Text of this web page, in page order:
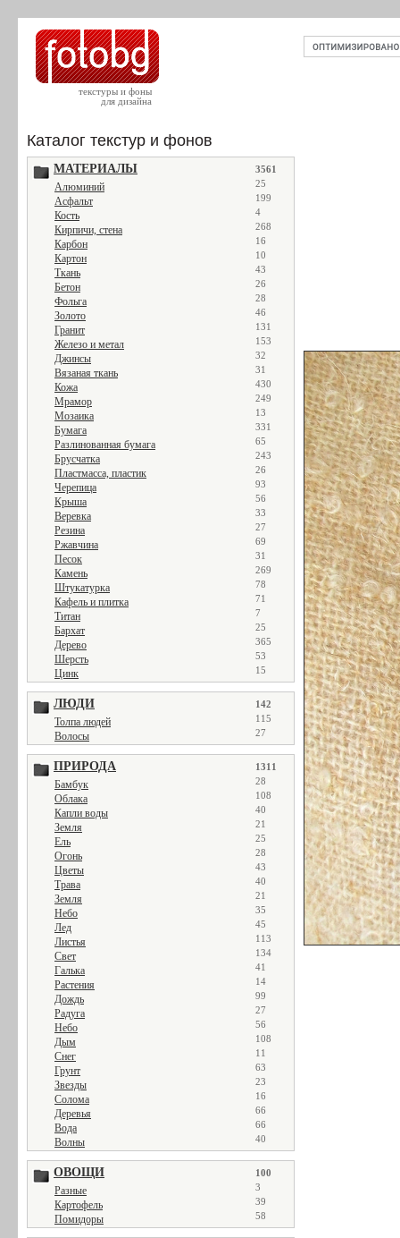
текстуры и фоны
для дизайна
Каталог текстур и фонов
МАТЕРИАЛЫ 3561
Алюминий 25
Асфальт 199
Кость 4
Кирпичи, стена 268
Карбон 16
Картон 10
Ткань 43
Бетон 26
Фольга 28
Золото 46
Гранит 131
Железо и метал 153
Джинсы 32
Вязаная ткань 31
Кожа 430
Мрамор 249
Мозаика 13
Бумага 331
Разлинованная бумага 65
Брусчатка 243
Пластмасса, пластик 26
Черепица 93
Крыша 56
Веревка 33
Резина 27
Ржавчина 69
Песок 31
Камень 269
Штукатурка 78
Кафель и плитка 71
Титан 7
Бархат 25
Дерево 365
Шерсть 53
Цинк 15
ЛЮДИ 142
Толпа людей 115
Волосы 27
ПРИРОДА 1311
Бамбук 28
Облака 108
Капли воды 40
Земля 21
Ель 25
Огонь 28
Цветы 43
Трава 40
Земля 21
Небо 35
Лед 45
Листья 113
Свет 134
Галька 41
Растения 14
Дождь 99
Радуга 27
Небо 56
Дым 108
Снег 11
Грунт 63
Звезды 23
Солома 16
Деревья 66
Вода 66
Волны 40
ОВОЩИ 100
Разные 3
Картофель 39
Помидоры 58